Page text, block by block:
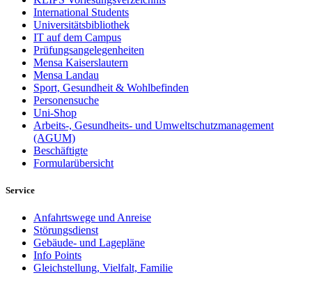
International Students
Universitätsbibliothek
IT auf dem Campus
Prüfungsangelegenheiten
Mensa Kaiserslautern
Mensa Landau
Sport, Gesundheit & Wohlbefinden
Personensuche
Uni-Shop
Arbeits-, Gesundheits- und Umweltschutzmanagement
(AGUM)
Beschäftigte
Formularübersicht
Service
Anfahrtswege und Anreise
Störungsdienst
Gebäude- und Lagepläne
Info Points
Gleichstellung, Vielfalt, Familie